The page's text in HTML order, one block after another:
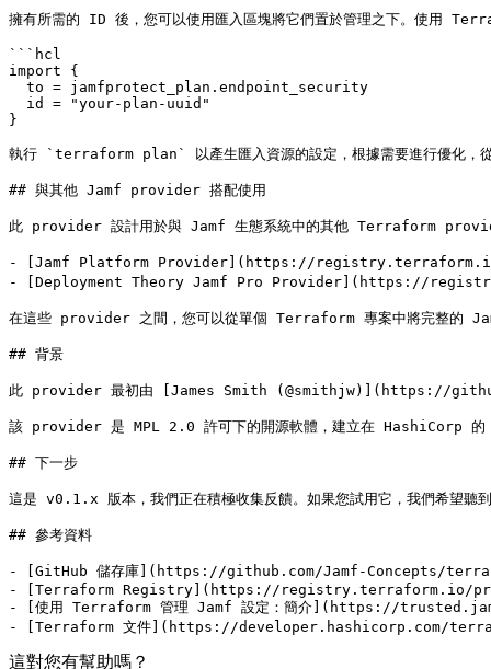
擁有所需的 ID 後，您可以使用匯入區塊將它們置於管理之下。使用
```hcl
import {
  to = jamfprotect_plan.endpoint_security
  id = "your-plan-uuid"
}
執行 `terraform plan` 以產生匯入資源的設定，根據需要進行優
## 與其他 Jamf provider 搭配使用
此 provider 設計用於與 Jamf 生態系統中的其他 Terraform
- [Jamf Platform Provider](https://registry.terraform.io/
- [Deployment Theory Jamf Pro Provider](https://
在這些 provider 之間，您可以從單個 Terraform 專案中將完整的
## 背景
此 provider 最初由 [James Smith (@smithjw)](https://
該 provider 是 MPL 2.0 許可下的開源軟體，建立在 HashiCorp 的
## 下一步
這是 v0.1.x 版本，我們正在積極收集反饋。如果您試用它，我
## 參考資料
- [GitHub 儲存庫](https://github.com/Jamf-Concepts/
- [Terraform Registry](https://registry.terraform.io/
- [使用 Terraform 管理 Jamf 設定：簡介](https://
這對您有幫助嗎？